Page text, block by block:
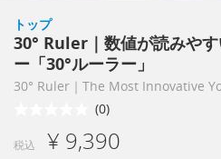
トップ
30° Ruler｜数値が読みや
ー「30°ルーラー」
30° Ruler｜The Most Innovative
(0)
税込 ¥ 9,390